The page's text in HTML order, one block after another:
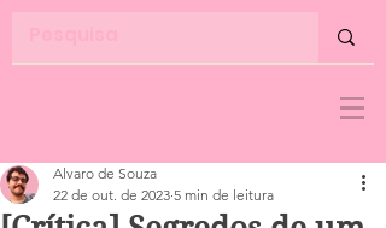
Alvaro de Souza
22 de out. de 2023 5 min de leitura